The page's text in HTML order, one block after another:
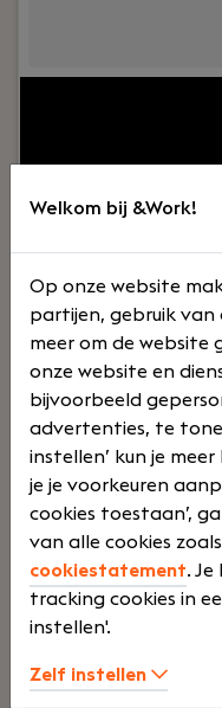
hyperautomation
projecten. Je bent
developers (NL en
tussen ons team en
leiderschap stuur
succesvol in het
Je bent
van ontwerp tot
ook voor het
verwachtingen en
Lees verder>
Senior Sales
Balans
Alkmaar
Voltijd
Jouw rol:Ben jij een
uitblinkt in het
Welkom bij &Work!
Op onze website
partijen, gebruik van
meer om de website
onze website en
bijvoorbeeld
advertenties, te
instellen’ kun je
je je voorkeuren
cookies toestaan’,
van alle cookies
cookiestatement.
tracking cookies in
instellen'.
Zelf instellen